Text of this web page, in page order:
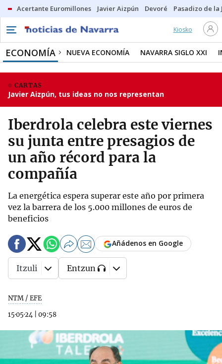
Acertante Euromillones Javier Aizpún Devoré Pasadizo de la
Kiosko
ECONOMÍA NUEVA ECONOMÍA NAVARRA SIGLO XXI
CARTAS
Javier Aizpún, tus ideas no nos representan
Iberdrola celebra este viernes
su junta entre presagios de
un año récord para la
compañía
La energética espera superar este año por primera
vez la barrera de los 5.000 millones de euros de
beneficios
NTM / EFE
15·05·24
09:58
Añádenos en Google
Itzuli Entzun